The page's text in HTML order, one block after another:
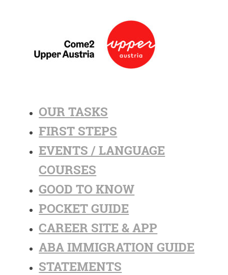
OUR TASKS
FIRST STEPS
EVENTS / LANGUAGE
COURSES
GOOD TO KNOW
POCKET GUIDE
CAREER SITE & APP
ABA IMMIGRATION GUIDE
STATEMENTS